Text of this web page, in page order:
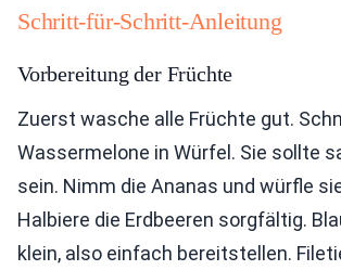
Schritt-für-Schritt-Anleitung
Vorbereitung der Früchte
Zuerst wasche alle Früchte gut.
Wassermelone in Würfel. Sie sollte
sein. Nimm die Ananas und würfle
Halbiere die Erdbeeren sorgfältig.
klein, also einfach bereitstellen.